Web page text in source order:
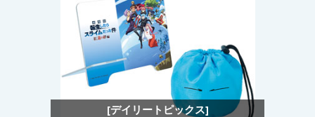
[デイリートピックス]